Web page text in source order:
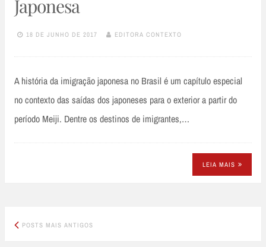
Japonesa
18 DE JUNHO DE 2017 EDITORA CONTEXTO
A história da imigração japonesa no Brasil é um capítulo especial
no contexto das saídas dos japoneses para o exterior a partir do
período Meiji. Dentre os destinos de imigrantes,…
LEIA MAIS
Posts
POSTS MAIS ANTIGOS